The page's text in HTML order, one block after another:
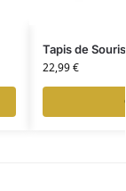
Tapis de
22,99€